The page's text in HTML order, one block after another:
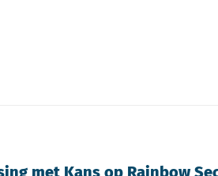
met Kans op Rainbow